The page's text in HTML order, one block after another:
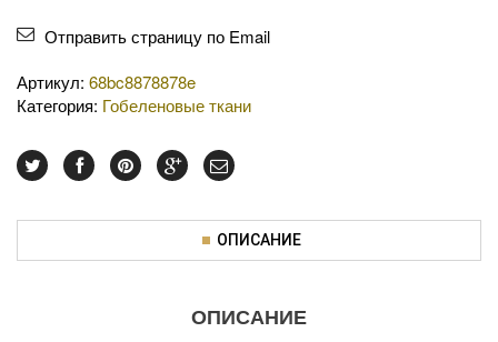
Отправить страницу по Email
Артикул: 68bc8878878e
Категория: Гобеленовые ткани
ОПИСАНИЕ
ОПИСАНИЕ